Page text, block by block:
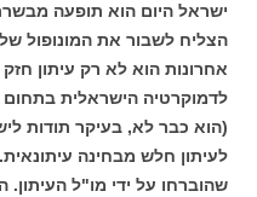
ישראל היום הוא תופעה
הצליח לשבור את המונופול
אחרונות הוא לא רק עיתון
לדמוקרטיה הישראלית בתחום
(הוא כבר לא, בעיקר תודות
לעיתון חלש מבחינה עיתונאית.
שהוברחו על ידי מו"ל העיתון.